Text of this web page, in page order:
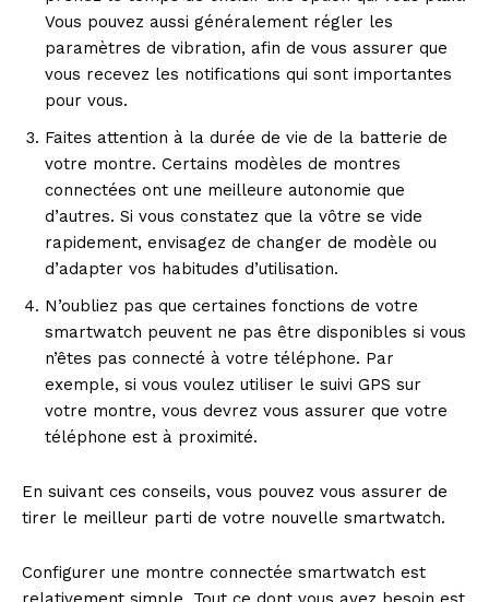
Vous pouvez aussi généralement régler les
paramètres de vibration, afin de vous assurer que
vous recevez les notifications qui sont importantes
pour vous.
Faites attention à la durée de vie de la batterie de
votre montre. Certains modèles de montres
connectées ont une meilleure autonomie que
d’autres. Si vous constatez que la vôtre se vide
rapidement, envisagez de changer de modèle ou
d’adapter vos habitudes d’utilisation.
N’oubliez pas que certaines fonctions de votre
smartwatch peuvent ne pas être disponibles si vous
n’êtes pas connecté à votre téléphone. Par
exemple, si vous voulez utiliser le suivi GPS sur
votre montre, vous devrez vous assurer que votre
téléphone est à proximité.
En suivant ces conseils, vous pouvez vous assurer de
tirer le meilleur parti de votre nouvelle smartwatch.
Configurer une montre connectée smartwatch est